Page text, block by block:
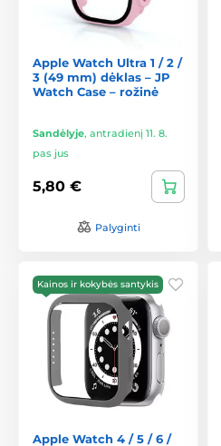
Apple Watch Ultra 1 / 2 /
3 (49 mm) dėklas – JP
Watch Case – rožinė
Sandėlyje, antradienį 11. 8.
pas jus
5,80 €
Palyginti
Kainos ir kokybės santykis
Apple Watch 4 / 5 / 6 /